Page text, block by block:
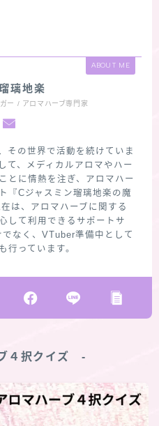
ABOUT ME
璃地楽
ー / アロマハーブ専門家
その世界で活動を続けていま
て、メディカルアロマやハー
とに情熱を注ぎ、アロマハー
『Cジャスミン瑠璃地楽の魔
は、アロマハーブに関する
して利用できるサポートサ
なく、VTuber準備中として
行っています。
４択クイズ ‐